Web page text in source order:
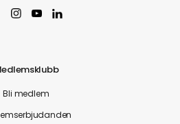
Bli medlem